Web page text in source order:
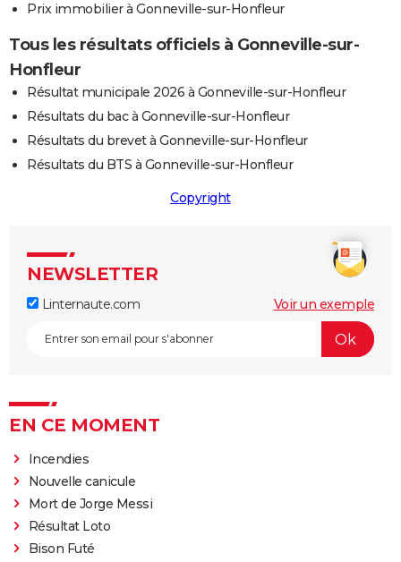
Prix immobilier à Gonneville-sur-Honfleur
Tous les résultats officiels à Gonneville-sur-
Honfleur
Résultat municipale 2026 à Gonneville-sur-Honfleur
Résultats du bac à Gonneville-sur-Honfleur
Résultats du brevet à Gonneville-sur-Honfleur
Résultats du BTS à Gonneville-sur-Honfleur
Copyright
NEWSLETTER
Linternaute.com Voir un exemple
EN CE MOMENT
Incendies
Nouvelle canicule
Mort de Jorge Messi
Résultat Loto
Bison Futé